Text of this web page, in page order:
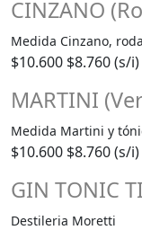
CINZANO
Medida Cinzano,
$10.600 $8.760 (s/i)
MARTINI
Medida Martini y
$10.600 $8.760 (s/i)
GIN TONIC
Destileria Moretti